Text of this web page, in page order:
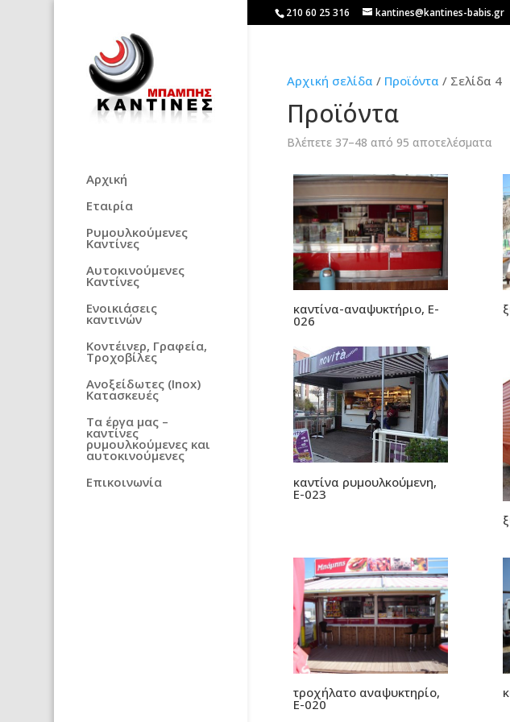
210 60 25 316 kantines@kantines-babis.gr
Αρχική
Εταιρία
Ρυμουλκούμενες
Καντίνες
Αυτοκινούμενες
Καντίνες
Ενοικιάσεις
καντινών
Κοντέινερ, Γραφεία,
Τροχοβίλες
Ανοξείδωτες (Inox)
Κατασκευές
Τα έργα μας –
καντίνες
ρυμουλκούμενες και
αυτοκινούμενες
Επικοινωνία
Αρχική σελίδα / Προϊόντα / Σελίδα 4
Προϊόντα
Βλέπετε 37–48 από 95 αποτελέσματα
καντίνα-αναψυκτήριο, E-
026
καντίνα ρυμουλκούμενη,
E-023
τροχήλατο αναψυκτηρίο,
E-020